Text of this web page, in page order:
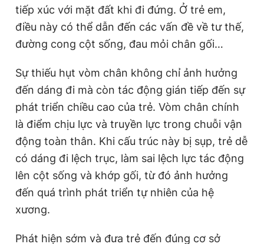
Đọc Thanh Niên trên điện thoại
Theo dõi báo trên
0906 645 777
Liên hệ quảng cáo
0908 780 404
Đặt báo Quảng cáo RSS Tòa soạn Chính sách bảo
Tổng biên tập: Nguyễn Ngọc Toàn
Phó tổng biên tập thường trực: Hải Thành
Tổng thư ký tòa soạn: Đức Trung
tiếp xúc với mặt đất khi đi đứng. Ở trẻ em,
điều này có thể dẫn đến các vấn đề về tư thế,
đường cong cột sống, đau mỏi chân gối…
Sự thiếu hụt vòm chân không chỉ ảnh hưởng
đến dáng đi mà còn tác động gián tiếp đến sự
phát triển chiều cao của trẻ. Vòm chân chính
là điểm chịu lực và truyền lực trong chuỗi vận
động toàn thân. Khi cấu trúc này bị sụp, trẻ dễ
có dáng đi lệch trục, làm sai lệch lực tác động
lên cột sống và khớp gối, từ đó ảnh hưởng
đến quá trình phát triển tự nhiên của hệ
xương.
Phát hiện sớm và đưa trẻ đến đúng cơ sở